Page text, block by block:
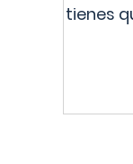
tienes